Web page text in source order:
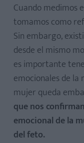
Cuando medimos
tomamos como
Sin embargo,
desde el mismo
es importante
emocionales de la
mujer queda
que nos
emocional de la
del feto.